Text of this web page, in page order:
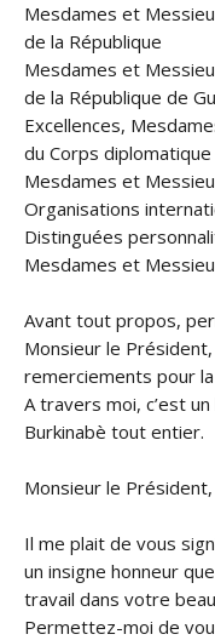
Mesdames et
de la République
Mesdames et
de la République de
Excellences,
du Corps
Mesdames et
Organisations
Distinguées
Mesdames et
Avant tout propos,
Monsieur le
remerciements pour
A travers moi, c’est
Burkinabè tout entier.
Monsieur le
Il me plait de vous
un insigne honneur
travail dans votre
Permettez-moi de